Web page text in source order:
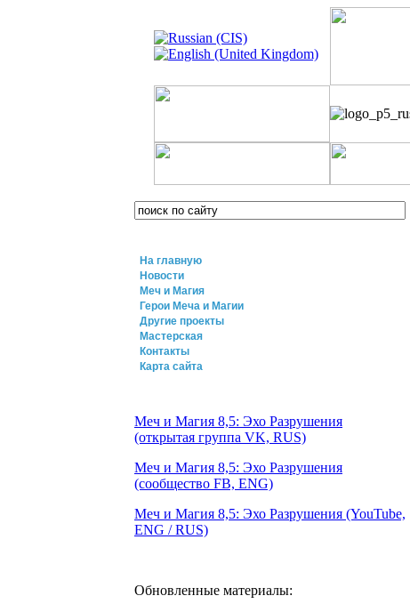
На главную
Новости
Меч и Магия
Герои Меча и Магии
Другие проекты
Мастерская
Контакты
Карта сайта
Меч и Магия 8,5: Эхо Разрушения
(открытая группа VK, RUS)
Меч и Магия 8,5: Эхо Разрушения
(сообщество FB, ENG)
Меч и Магия 8,5: Эхо Разрушения (YouTube,
ENG / RUS)
Обновленные материалы: